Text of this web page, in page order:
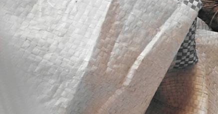
Previous